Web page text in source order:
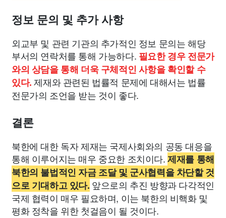
정보 문의 및 추가 사항
외교부 및 관련 기관의 추가적인 정보 문의는 해당
부서의 연락처를 통해 가능하다. 필요한 경우 전문가
와의 상담을 통해 더욱 구체적인 사항을 확인할 수
있다.제재와 관련된 법률적 문제에 대해서는 법률
전문가의 조언을 받는 것이 좋다.
결론
북한에 대한 독자 제재는 국제사회와의 공동 대응을
통해 이루어지는 매우 중요한 조치이다.제재를 통해
북한의 불법적인 자금 조달 및 군사협력을 차단할 것
으로 기대하고 있다. 앞으로의 추진 방향과 다각적인
국제 협력이 매우 필요하며, 이는 북한의 비핵화 및
평화 정착을 위한 첫걸음이 될 것이다.